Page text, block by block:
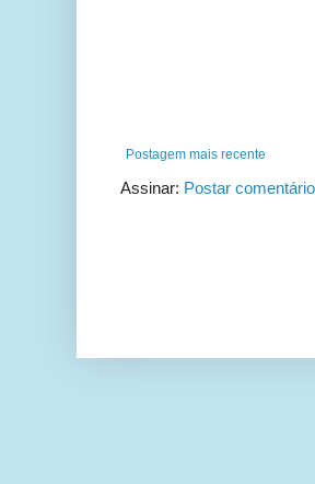
Postagem mais recente
Assinar: Postar